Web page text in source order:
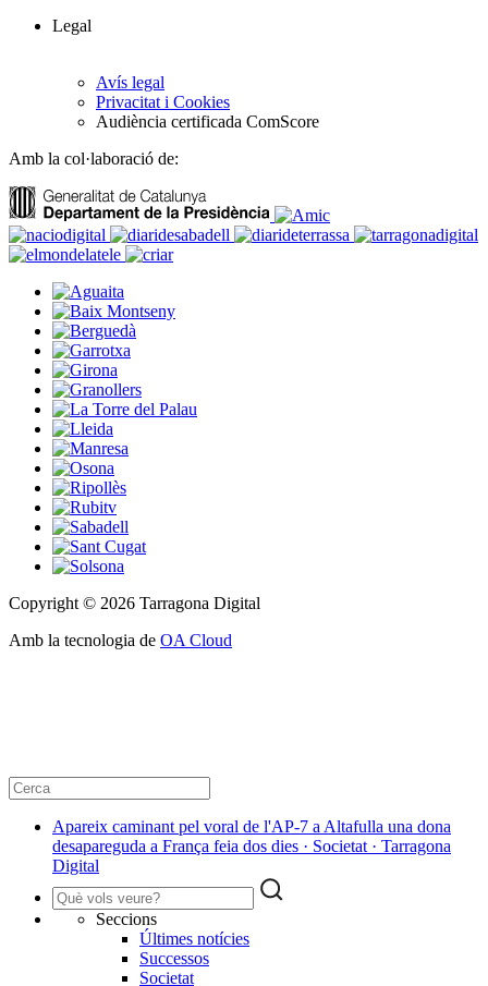
Legal
Avís legal
Privacitat i Cookies
Audiència certificada ComScore
Amb la col·laboració de:
Copyright © 2026 Tarragona Digital
Amb la tecnologia de OA Cloud
Apareix caminant pel voral de l'AP-7 a Altafulla una dona
desapareguda a França feia dos dies · Societat · Tarragona
Digital
Seccions
Últimes notícies
Successos
Societat